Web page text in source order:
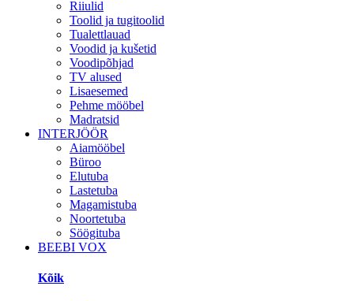
Riiulid
Toolid ja tugitoolid
Tualettlauad
Voodid ja kušetid
Voodipõhjad
TV alused
Lisaesemed
Pehme mööbel
Madratsid
INTERJÖÖR
Aiamööbel
Büroo
Elutuba
Lastetuba
Magamistuba
Noortetuba
Söögituba
BEEBI VOX
Kõik